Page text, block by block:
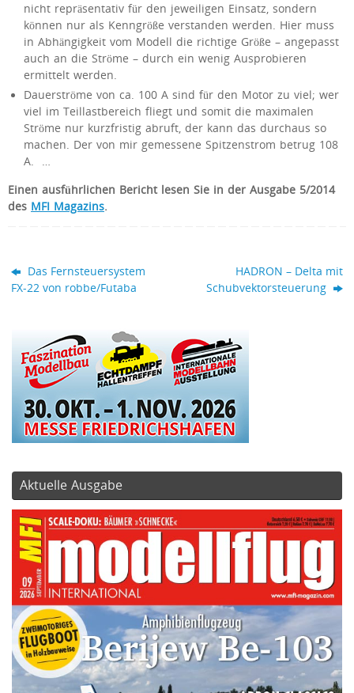
nicht repräsentativ für den jeweiligen Einsatz, sondern
können nur als Kenngröße verstanden werden. Hier muss
in Abhängigkeit vom Modell die richtige Größe – angepasst
auch an die Ströme – durch ein wenig Ausprobieren
ermittelt werden.
Dauerströme von ca. 100 A sind für den Motor zu viel; wer
viel im Teillastbereich fliegt und somit die maximalen
Ströme nur kurzfristig abruft, der kann das durchaus so
machen. Der von mir gemessene Spitzenstrom betrug 108
A. …
Einen ausführlichen Bericht lesen Sie in der Ausgabe 5/2014
des MFI Magazins.
Das Fernsteuersystem
FX-22 von robbe/Futaba
HADRON – Delta mit
Schubvektorsteuerung
Aktuelle Ausgabe